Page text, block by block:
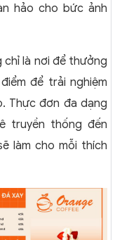
hảo cho bức ảnh
là nơi để thưởng
để trải nghiệm
Thực đơn đa dạng
truyền thống đến
làm cho mỗi thích